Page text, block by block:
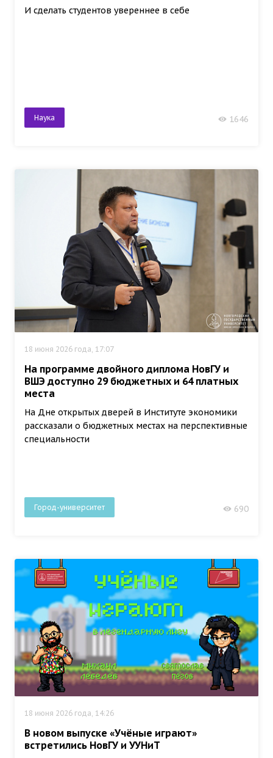
И сделать студентов увереннее в себе
Наука 1646
18 июня 2026 года, 17:07
На программе двойного диплома НовГУ и
ВШЭ доступно 29 бюджетных и 64 платных
места
На Дне открытых дверей в Институте экономики
рассказали о бюджетных местах на перспективные
специальности
Город-университет 690
18 июня 2026 года, 14:26
В новом выпуске «Учёные играют»
встретились НовГУ и УУНиТ